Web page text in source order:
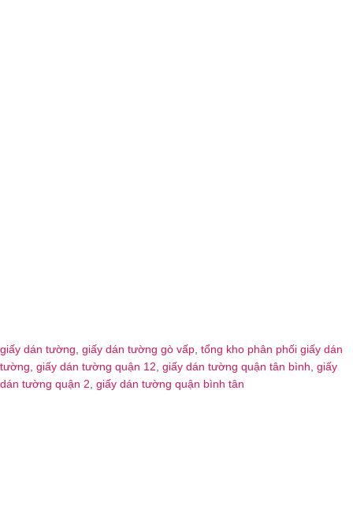
giấy dán tường giấy dán tường gò vấp tổng kho phân phối giấy dán
tường giấy dán tường quận 12 giấy dán tường quận tân bình giấy
dán tường quận 2 giấy dán tường quận bình tân